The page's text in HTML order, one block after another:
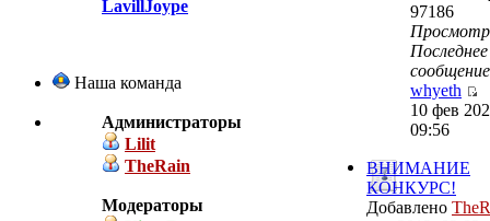
LavillJoype
Наша команда
Администраторы
Lilit
TheRain
Модераторы
97186
Последнее
сообщение
whyeth
10 фев
09:56
ВНИМАНИЕ
КОНКУРС!
Добавлено